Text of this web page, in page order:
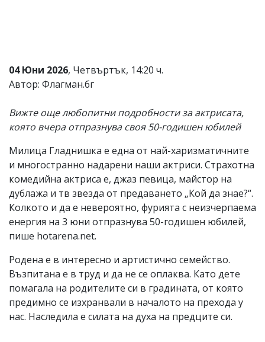
от
читателите
и
не
носи
отговорност
тях!
Ако
обиден
за
вас
моля
сигнализирайте
04 Юни 2026, Четвъртък, 14:20 ч.
Автор: Флагман.бг
Вижте още любопитни подробности за актрисата,
която вчера отпразнува своя 50-годишен юбилей
Милица Гладнишка е една от най-харизматичните
и многостранно надарени наши актриси. Страхотна
комедийна актриса е, джаз певица, майстор на
дублажа и тв звезда от предаването „Кой да знае?“.
Колкото и да е невероятно, фурията с неизчерпаема
енергия на 3 юни отпразнува 50-годишен юбилей,
пише hotarena.net.
Родена е в интересно и артистично семейство.
Възпитана е в труд и да не се оплаква. Като дете
помагала на родителите си в градината, от която
предимно се изхранвали в началото на прехода у
нас. Наследила е силата на духа на предците си.